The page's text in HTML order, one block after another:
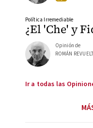
¿El 'Che' y
Política Irremediable
Opinión de
ROMÁN
Ir a todas las